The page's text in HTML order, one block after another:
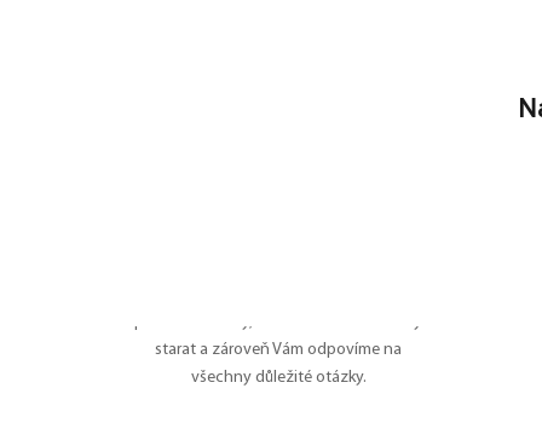
pro Vás manuály, naučíme Vás se o rolety
starat a zároveň Vám odpovíme na
všechny důležité otázky.